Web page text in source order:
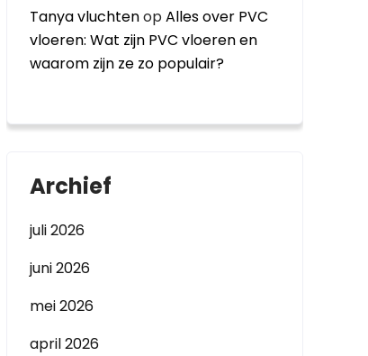
Tanya vluchtenopAlles over PVC
vloeren: Wat zijn PVC vloeren en
waarom zijn ze zo populair?
Archief
juli 2026
juni 2026
mei 2026
april 2026